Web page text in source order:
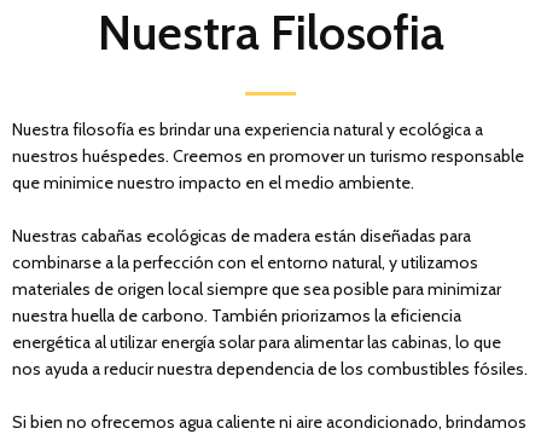
Nuestra Filosofia
Nuestra filosofía es brindar una experiencia natural y ecológica a
nuestros huéspedes. Creemos en promover un turismo responsable
que minimice nuestro impacto en el medio ambiente.
Nuestras cabañas ecológicas de madera están diseñadas para
combinarse a la perfección con el entorno natural, y utilizamos
materiales de origen local siempre que sea posible para minimizar
nuestra huella de carbono. También priorizamos la eficiencia
energética al utilizar energía solar para alimentar las cabinas, lo que
nos ayuda a reducir nuestra dependencia de los combustibles fósiles.
Si bien no ofrecemos agua caliente ni aire acondicionado, brindamos